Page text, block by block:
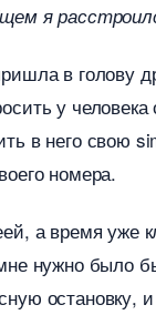
я
в голову
у
в него свою
номера.
а время уже
нужно было
остановку,